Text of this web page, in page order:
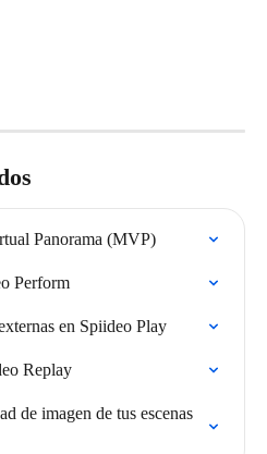
Panorama (MVP)
Perform
en Spiideo Play
Replay
de imagen de tus escenas